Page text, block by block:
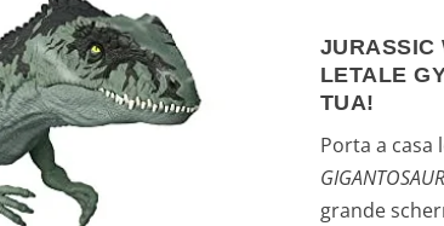
JURASSIC
LETALE
TUA!
Porta a casa
grande